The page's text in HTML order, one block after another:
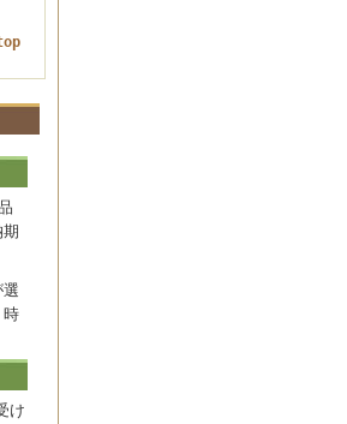
時
け